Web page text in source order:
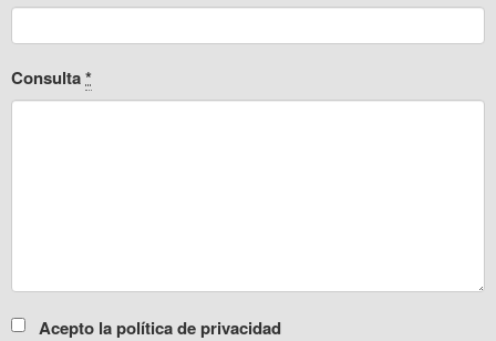
Consulta*
Acepto la política de privacidad